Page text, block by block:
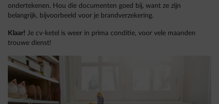
ondertekenen. Hou die documenten goed bij, want ze zijn
belangrijk, bijvoorbeeld voor je brandverzekering.
Klaar! Je cv-ketel is weer in prima conditie, voor vele maanden
trouwe dienst!